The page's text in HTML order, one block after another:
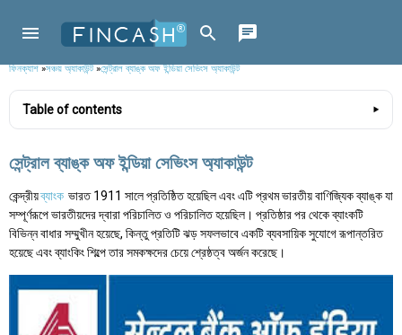
ফিনক্যাশ»সঞ্চয় অ্যাকাউন্ট»সেন্ট্রাল ব্যাঙ্ক অফ ইন্ডিয়া সেভিংস অ্যাকাউন্ট
Table of contents
সেন্ট্রাল ব্যাঙ্ক অফ ইন্ডিয়া সেভিংস অ্যাকাউন্ট
কেন্দ্রীয়ব্যাংক ভারত 1911 সালে প্রতিষ্ঠিত হয়েছিল এবং এটি প্রথম ভারতীয় বাণিজ্যিক ব্যাঙ্ক যা
সম্পূর্ণরূপে ভারতীয়দের দ্বারা পরিচালিত ও পরিচালিত হয়েছিল। প্রতিষ্ঠার পর থেকে ব্যাংকটি
বিভিন্ন বাধার সম্মুখীন হয়েছে, কিন্তু প্রতিটি ঝড় সফলভাবে একটি ব্যবসায়িক সুযোগে রূপান্তরিত
হয়েছে এবং ব্যাংকিং শিল্পে তার সমকক্ষদের চেয়ে শ্রেষ্ঠত্ব অর্জন করেছে।